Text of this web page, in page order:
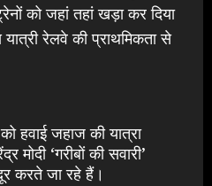
को जहां तहां खड़ा कर दिया
यात्री रेलवे की प्राथमिकता से
हवाई जहाज की यात्रा
मोदी ‘गरीबों की सवारी’
करते जा रहे हैं।